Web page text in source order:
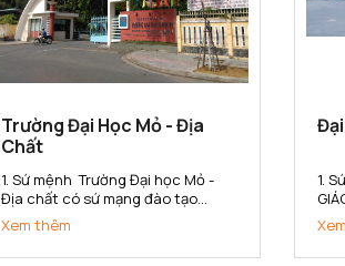
Trường Đại Học Mỏ - Địa
Chất
1. Sứ mệnh Trường Đại học Mỏ -
Địa chất có sứ mạng đào tạo
nguồn nhân lực có chất lượng
cao, nghiên cứu khoa học và
chuyển giao công nghệ đáp ứng
Xem thêm
1.
(1)